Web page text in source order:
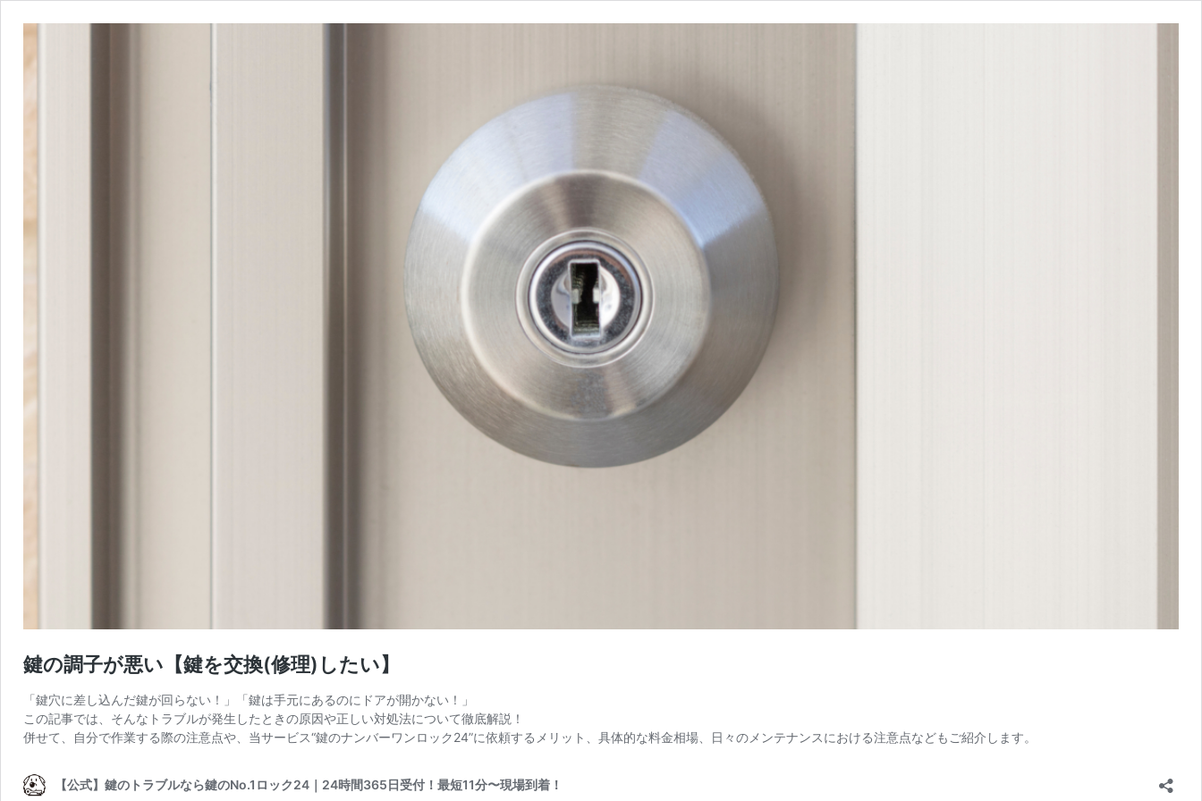
鍵の調子が悪い【鍵を交換(修理)したい】
「鍵穴に差し込んだ鍵が回らない！」「鍵は手元にあるのにドアが開かない！」
この記事では、そんなトラブルが発生したときの原因や正しい対処法について徹底解説！
併せて、自分で作業する際の注意点や、当サービス“鍵のナンバーワンロック24”に依頼するメリット、具体的な料金相場、日々のメンテナンスにおける注意点などもご紹介します。
【公式】鍵のトラブルなら鍵のNo.1ロック24｜24時間365日受付！最短11分〜現場到着！